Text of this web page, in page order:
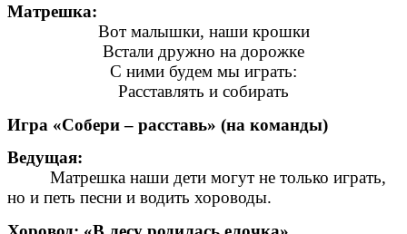
Матрешка:
Вот малышки, наши крошки
Встали дружно на дорожке
С ними будем мы играть:
Расставлять и собирать
Игра «Собери – расставь» (на команды)
Ведущая:
Матрешка наши дети могут не только играть,
но и петь песни и водить хороводы.